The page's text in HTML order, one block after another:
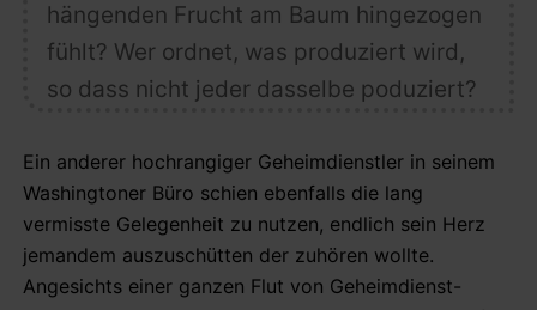
hängenden Frucht am Baum hingezogen
fühlt? Wer ordnet, was produziert wird,
so dass nicht jeder dasselbe poduziert?
Ein anderer hochrangiger Geheimdienstler in seinem
Washingtoner Büro schien ebenfalls die lang
vermisste Gelegenheit zu nutzen, endlich sein Herz
jemandem auszuschütten der zuhören wollte.
Angesichts einer ganzen Flut von Geheimdienst-